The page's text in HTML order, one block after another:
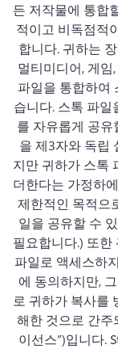
로그인
무료 체
든 저작물에 통합
적이고 비독점적
합니다. 귀하는
멀티미디어, 게
파일을 통합하여
습니다. 스톡 파일
를 자유롭게 공유
을 제3자와 독립
지만 귀하가 스톡
더한다는 가정하
제한적인 목적으
일을 공유할 수
필요합니다.) 또
파일로 액세스하
에 동의하지만,
로 귀하가 복사를
해한 것으로 간주
이선스”)입니다.